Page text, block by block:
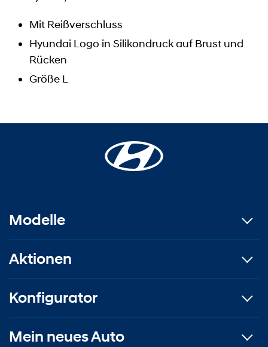
Mit Reißverschluss
Hyundai Logo in Silikondruck auf Brust und
Rücken
Größe L
Modelle
Aktionen
Konfigurator
Mein neues Auto